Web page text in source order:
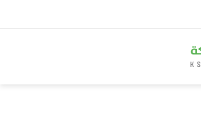
جدة ونائب أمير مكة في مقدمة مستقبليه